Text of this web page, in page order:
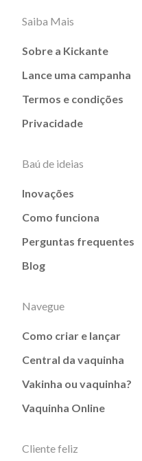
Saiba Mais
Sobre a Kickante
Lance uma campanha
Termos e condições
Privacidade
Baú de ideias
Inovações
Como funciona
Perguntas frequentes
Blog
Navegue
Como criar e lançar
Central da vaquinha
Vakinha ou vaquinha?
Vaquinha Online
Cliente feliz